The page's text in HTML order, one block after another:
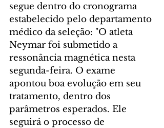
segue dentro do cronograma
estabelecido pelo departamento
médico da seleção: "O atleta
Neymar foi submetido a
ressonância magnética nesta
segunda-feira. O exame
apontou boa evolução em seu
tratamento, dentro dos
parâmetros esperados. Ele
seguirá o processo de